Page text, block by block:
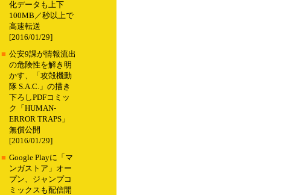
化データも上下
100MB／秒以上で
高速転送
[2016/01/29]
■ 公安9課が情報流出
の危険性を解き明
かす、「攻殻機動
隊 S.A.C.」の描き
下ろしPDFコミッ
ク「HUMAN-
ERROR TRAPS」
無償公開
[2016/01/29]
■ Google Playに「マ
ンガストア」オー
プン、ジャンプコ
ミックスも配信開